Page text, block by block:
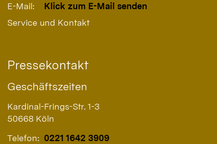
E-Mail:
Klick zum E-Mail senden
Service und Kontakt
Pressekontakt
Geschäftszeiten
Kardinal-Frings-Str. 1-3
50668 Köln
Telefon: 0221 1642 3909